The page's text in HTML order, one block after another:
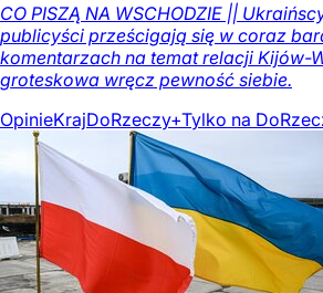
CO PISZĄ NA WSCHODZIE ||
publicyści prześcigają się w coraz
komentarzach na temat relacji Kijów-
groteskowa wręcz pewność siebie.
OpinieKrajDoRzeczy+Tylko na